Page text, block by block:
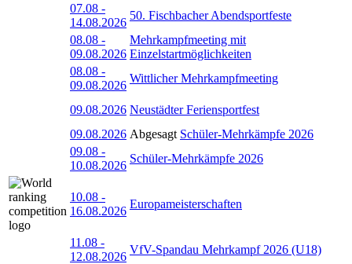
07.08 -
14.08.2026
50. Fischbacher Abendsportfeste
08.08 -
09.08.2026
Mehrkampfmeeting mit
Einzelstartmöglichkeiten
08.08 -
09.08.2026
Wittlicher Mehrkampfmeeting
09.08.2026 Neustädter Feriensportfest
09.08.2026 Abgesagt Schüler-Mehrkämpfe 2026
09.08 -
10.08.2026
Schüler-Mehrkämpfe 2026
10.08 -
16.08.2026
Europameisterschaften
11.08 -
12.08.2026
VfV-Spandau Mehrkampf 2026 (U18)